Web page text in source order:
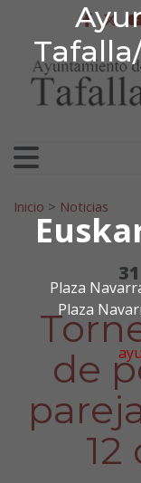
Plaza
Plaza
Ir al contenido
Search for:
Inicio > Noticias
de
12